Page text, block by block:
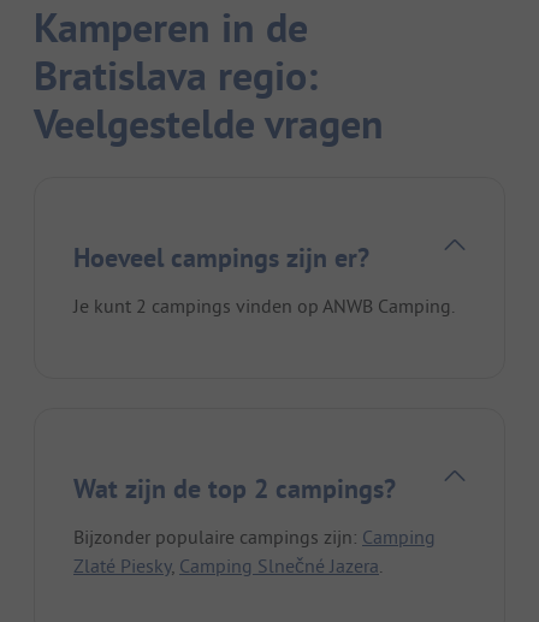
Kamperen in de
Bratislava regio:
Veelgestelde vragen
Hoeveel campings zijn er?
Je kunt 2 campings vinden op ANWB Camping.
Wat zijn de top 2 campings?
Bijzonder populaire campings zijn: Camping
Zlaté Piesky, Camping Slnečné Jazera.